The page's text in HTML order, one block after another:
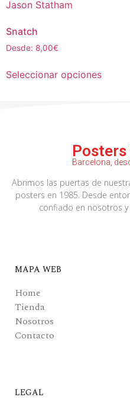
Snatch
Desde: 8,00€
Seleccionar opciones
Barcelona,
Abrimos las puertas de
posters en 1985. Desde
confiado en nosotros
MAPA WEB
Home
Tienda
Nosotros
Contacto
LEGAL